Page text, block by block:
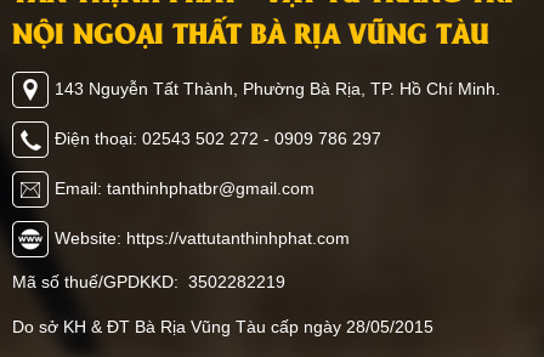
trang trí đã trở thành xu
hướng mới trong trang trí
nội thất. Cùng Tân Thịnh
Phát khám phá những
đặc điểm nổi bật của sản
phẩm này nhé!
chịu lực cao, các loại ván
nhựa như tấm nhựa Eco,
hay tấm nhựa giả gỗ lót
rộng rãi trong các công
xưởng và kho hàng. Điểm
không mối mọt và dễ lau
NỘI NGOẠI THẤT BÀ RỊA VŨNG TÀU
143 Nguyễn Tất Thành, Phường Bà Rịa, TP. Hồ Chí Minh.
Điện thoại: 02543 502 272 - 0909 786 297
Email: tanthinhphatbr@gmail.com
Website: https://vattutanthinhphat.com
Mã số thuế/GPDKKD: 3502282219
Do sở KH & ĐT Bà Rịa Vũng Tàu cấp ngày 28/05/2015